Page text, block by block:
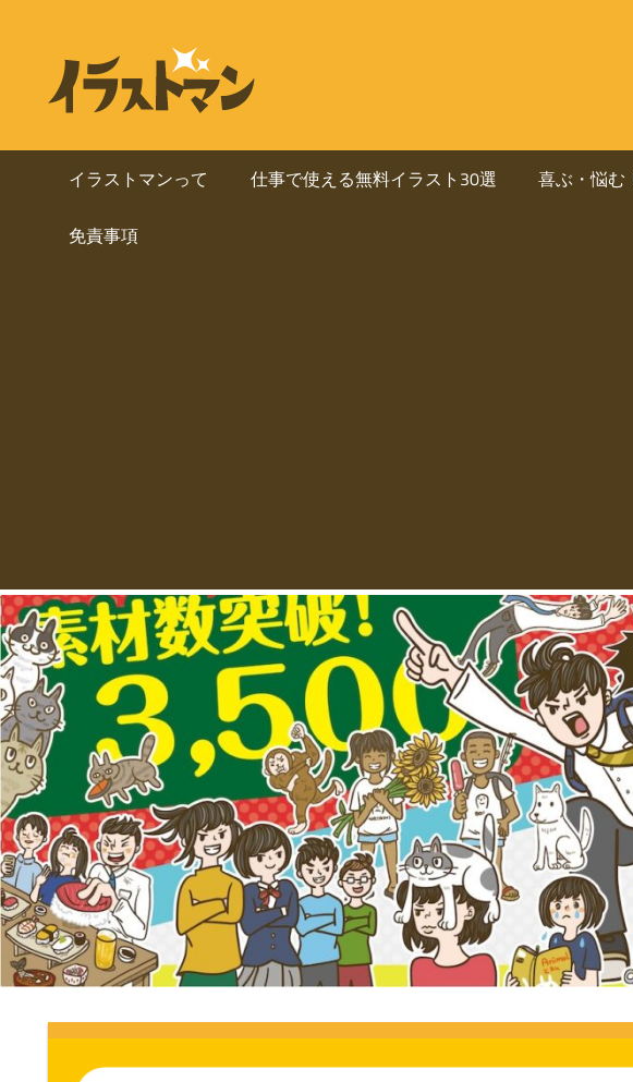
ネ
人
物
イ
ラ
ス
ト
専
門
サ
ラ
ス
を
ダ
ウ
ン
ロ
ー
ド
き
る
人
物
イ
ラ
ス
専
イラストマンって 仕事で使える無料イラスト30選 喜ぶ・悩む
免責事項